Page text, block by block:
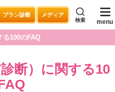
プラン診断 メディア
検索 menu
る100のFAQ
断）に関する10